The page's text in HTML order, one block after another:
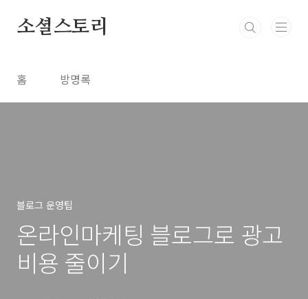
소셜스토리
홈 방명록
블로그 운영팁
온라인마케팅 블로그로 광고
비용 줄이기